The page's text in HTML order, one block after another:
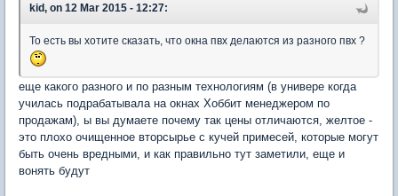
kid, on 12 Mar 2015 - 12:27:
То есть вы хотите сказать, что окна пвх делаются из разного пвх ?
еще какого разного и по разным технологиям (в универе когда
училась подрабатывала на окнах Хоббит менеджером по
продажам), ы вы думаете почему так цены отличаются, желтое -
это плохо очищенное вторсырье с кучей примесей, которые могут
быть очень вредными, и как правильно тут заметили, еще и
вонять будут